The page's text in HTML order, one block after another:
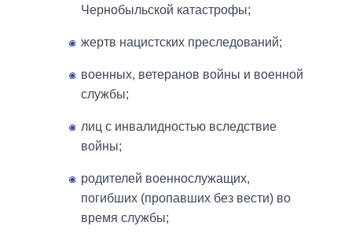
Чернобыльской катастрофы;
жертв нацистских преследований;
военных, ветеранов войны и военной
службы;
лиц с инвалидностью вследствие
войны;
родителей военнослужащих,
погибших (пропавших без вести) во
время службы;